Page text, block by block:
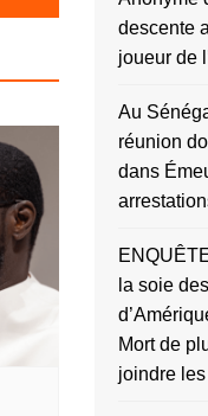
descente
joueur de
Au
réunion
dans
la soie
Mort de
joindre